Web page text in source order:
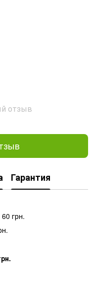
отзыв
Гарантия
грн.